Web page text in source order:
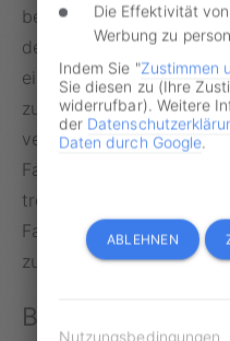
besteht zudem ein
der Fahrer nicht
eingestellt werden. Es
zuständige Behörde,
vermeiden, dem Halter
Fahrtenbuchs auferlegt.
trotz
Fahrtenbuchauflage
zum
Anwaltlohnen.
Die Effektivität
Werbung zu
Indem Sie "Zustimmen
Sie diesen zu (Ihre
widerrufbar). Weitere
der
Daten durch Google.
ABLEHNEN
Nutzungsbedingungen